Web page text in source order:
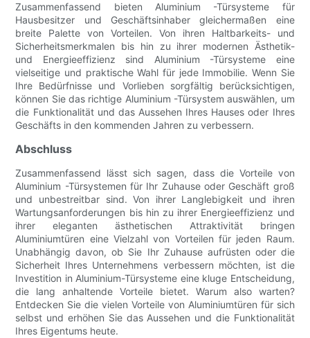
Zusammenfassend bieten Aluminium -Türsysteme für
Hausbesitzer und Geschäftsinhaber gleichermaßen eine
breite Palette von Vorteilen. Von ihren Haltbarkeits- und
Sicherheitsmerkmalen bis hin zu ihrer modernen Ästhetik-
und Energieeffizienz sind Aluminium -Türsysteme eine
vielseitige und praktische Wahl für jede Immobilie. Wenn Sie
Ihre Bedürfnisse und Vorlieben sorgfältig berücksichtigen,
können Sie das richtige Aluminium -Türsystem auswählen, um
die Funktionalität und das Aussehen Ihres Hauses oder Ihres
Geschäfts in den kommenden Jahren zu verbessern.
Abschluss
Zusammenfassend lässt sich sagen, dass die Vorteile von
Aluminium -Türsystemen für Ihr Zuhause oder Geschäft groß
und unbestreitbar sind. Von ihrer Langlebigkeit und ihren
Wartungsanforderungen bis hin zu ihrer Energieeffizienz und
ihrer eleganten ästhetischen Attraktivität bringen
Aluminiumtüren eine Vielzahl von Vorteilen für jeden Raum.
Unabhängig davon, ob Sie Ihr Zuhause aufrüsten oder die
Sicherheit Ihres Unternehmens verbessern möchten, ist die
Investition in Aluminium-Türsysteme eine kluge Entscheidung,
die lang anhaltende Vorteile bietet. Warum also warten?
Entdecken Sie die vielen Vorteile von Aluminiumtüren für sich
selbst und erhöhen Sie das Aussehen und die Funktionalität
Ihres Eigentums heute.